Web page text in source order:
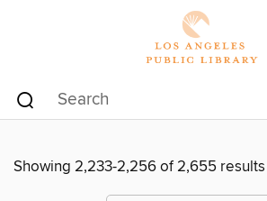
Showing 2,233-2,256 of 2,655 results